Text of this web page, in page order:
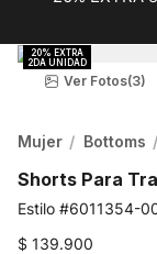
Ver Fotos(3)
Mujer Bottoms
Shorts Para
6011354-
$ 139.900